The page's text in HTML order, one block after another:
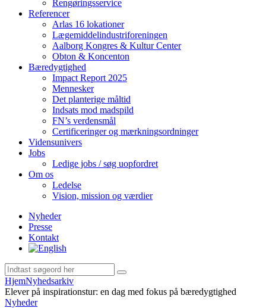
Rengøringsservice
Referencer
Arlas 16 lokationer
Lægemiddelindustriforeningen
Aalborg Kongres & Kultur Center
Obton & Koncenton
Bæredygtighed
Impact Report 2025
Mennesker
Det planterige måltid
Indsats mod madspild
FN’s verdensmål
Certificeringer og mærkningsordninger
Vidensunivers
Jobs
Ledige jobs / søg uopfordret
Om os
Ledelse
Vision, mission og værdier
Nyheder
Presse
Kontakt
HjemNyhedsarkiv
Elever på inspirationstur: en dag med fokus på bæredygtighed
Nyheder